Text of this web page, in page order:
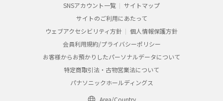
SNSアカウント一覧
サイトマップ
サイトのご利用にあたって
ウェブアクセシビリティ方針
個人情報保護方針
会員利用規約/プライバシーポリシー
お客様からお預かりしたパーソナルデータについて
特定商取引法・古物営業法について
パナソニックホールディングス
Area/Country